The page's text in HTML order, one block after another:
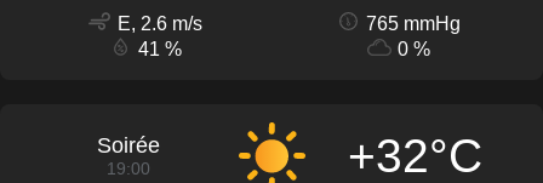
E, 2.6 m/s
765 mmHg
41 %
0 %
Soirée
19:00 +32°C